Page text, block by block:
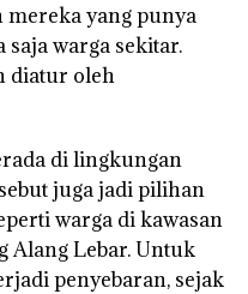
mereka yang punya
warga sekitar.
diatur oleh
di lingkungan
juga jadi pilihan
warga di kawasan
Alang Lebar. Untuk
penyebaran, sejak